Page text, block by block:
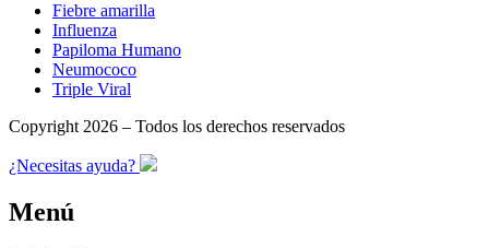
Fiebre amarilla
Influenza
Papiloma Humano
Neumococo
Triple Viral
Copyright 2026 – Todos los derechos reservados
¿Necesitas ayuda?
Menú